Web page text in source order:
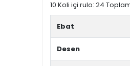
10 Koli içi rulo: 24
Ebat
Desen